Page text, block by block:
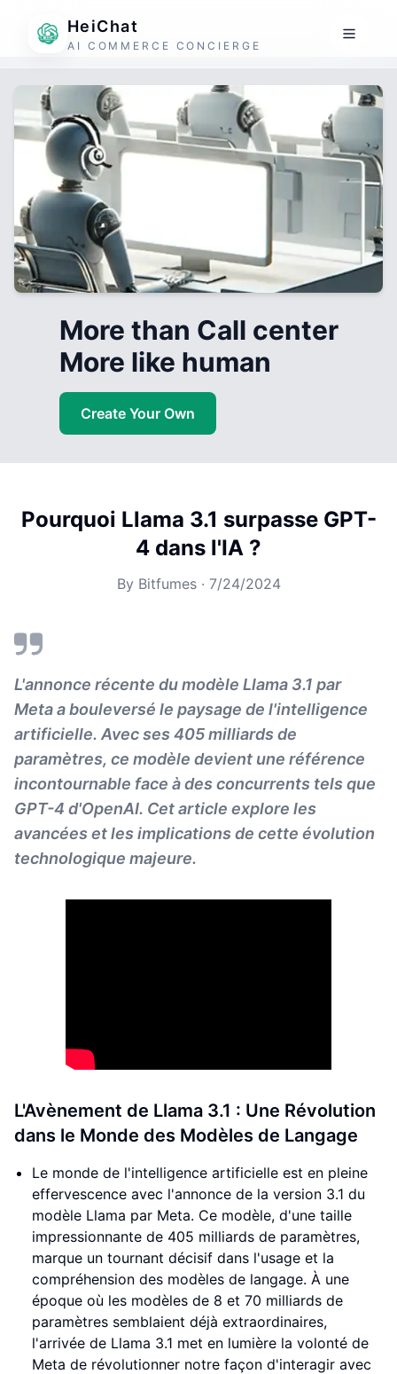
HeiChat
AI COMMERCE CONCIERGE
More than Call center
More like human
Create Your Own
Pourquoi Llama 3.1 surpasse GPT-
4 dans l'IA ?
By Bitfumes· 7/24/2024
L'annonce récente du modèle Llama 3.1 par
Meta a bouleversé le paysage de l'intelligence
artificielle. Avec ses 405 milliards de
paramètres, ce modèle devient une référence
incontournable face à des concurrents tels que
GPT-4 d'OpenAI. Cet article explore les
avancées et les implications de cette évolution
technologique majeure.
L'Avènement de Llama 3.1 : Une Révolution
dans le Monde des Modèles de Langage
Le monde de l'intelligence artificielle est en pleine
effervescence avec l'annonce de la version 3.1 du
modèle Llama par Meta. Ce modèle, d'une taille
impressionnante de 405 milliards de paramètres,
marque un tournant décisif dans l'usage et la
compréhension des modèles de langage. À une
époque où les modèles de 8 et 70 milliards de
paramètres semblaient déjà extraordinaires,
l'arrivée de Llama 3.1 met en lumière la volonté de
Meta de révolutionner notre façon d'interagir avec